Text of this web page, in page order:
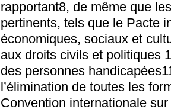
rapportant8, de même que
pertinents, tels que le Pacte
économiques, sociaux et
aux droits civils et politiques
des personnes
l’élimination de toutes les
Convention internationale